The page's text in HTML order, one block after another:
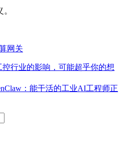
网关
控行业的影响，可能超乎你的想
：能干活的工业AI工程师正